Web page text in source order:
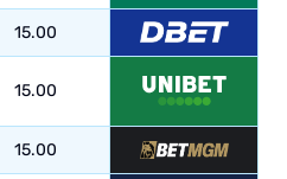
15.00
15.00
15.00